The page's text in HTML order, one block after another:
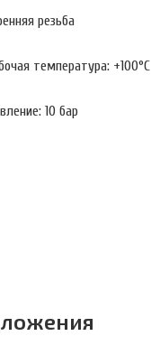
резьба
температура: +100°С
10 бар